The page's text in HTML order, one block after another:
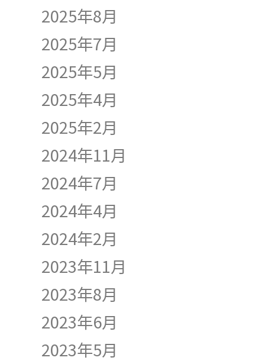
2025年8月
2025年7月
2025年5月
2025年4月
2025年2月
2024年11月
2024年7月
2024年4月
2024年2月
2023年11月
2023年8月
2023年6月
2023年5月